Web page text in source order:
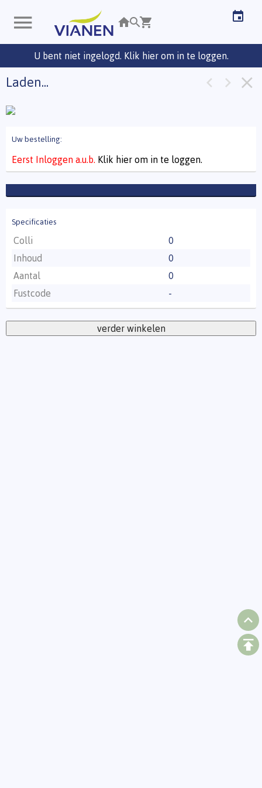
U bent niet ingelogd. Klik hier om in te loggen.
Laden...
Uw bestelling:
Eerst Inloggen a.u.b. Klik hier om in te loggen.
Specificaties
Colli
0
Inhoud
0
Aantal
0
Fustcode
-
verder winkelen